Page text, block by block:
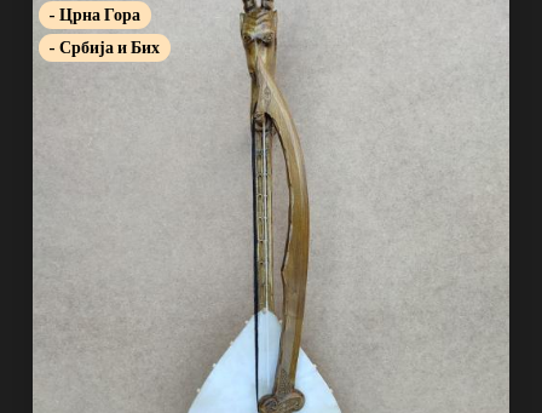
- Црна Гора
- Србија и Бих